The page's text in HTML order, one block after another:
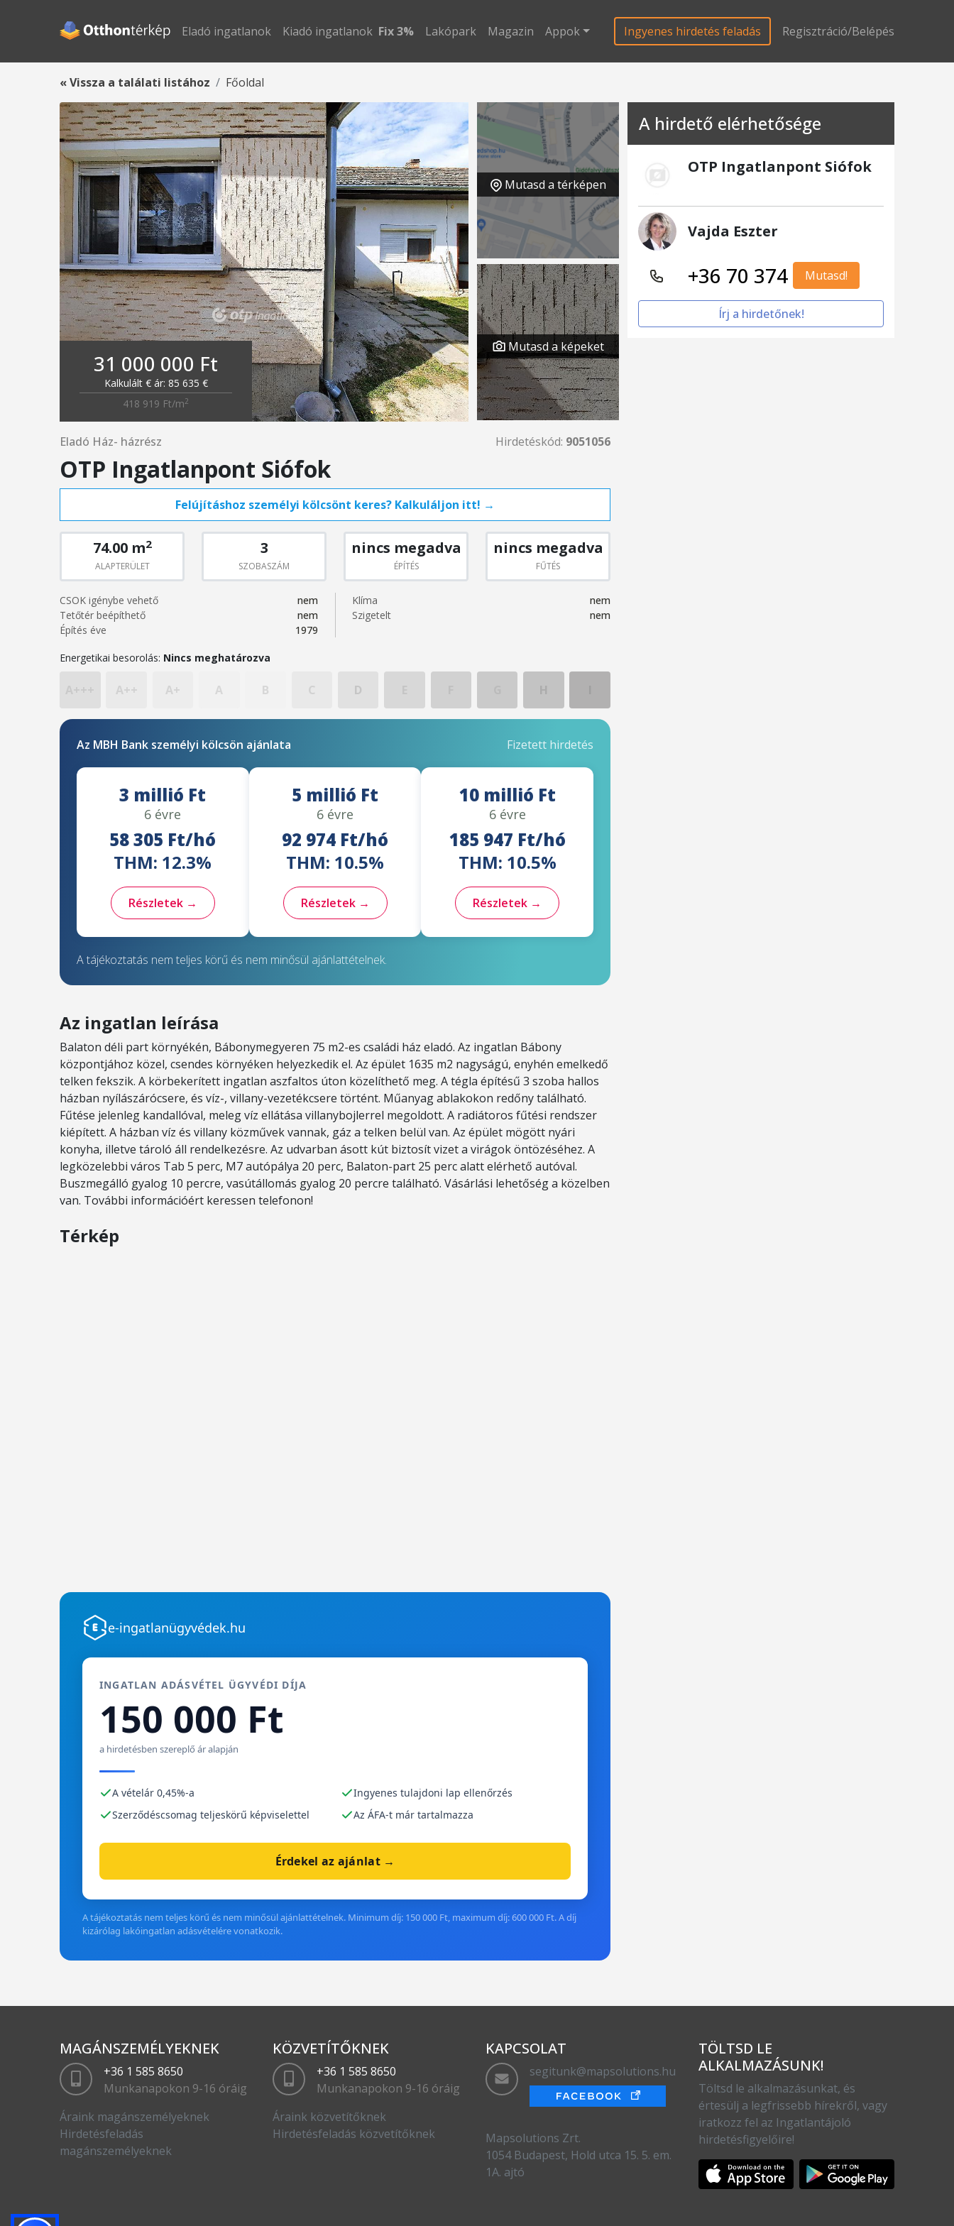
Eladó ingatlanok Kiadó ingatlanok Fix 3% Lakópark Magazin Appok Ingyenes hirdetés feladás Regisztráció/Belépés
« Vissza a találati listához Főoldal
31 000 000 Ft
Kalkulált € ár: 85 635 €
418 919 Ft/m2
Mutasd a térképen
Mutasd a képeket
Eladó Ház- házrész Hirdetéskód: 9051056
OTP Ingatlanpont Siófok
Felújításhoz személyi kölcsönt keres? Kalkuláljon itt! →
74.00 m2
ALAPTERÜLET
3
SZOBASZÁM
nincs megadva
ÉPÍTÉS
nincs megadva
FŰTÉS
CSOK igénybe vehető
nem
Tetőtér beépíthető
nem
Építés éve
1979
Klíma
nem
Szigetelt
nem
Energetikai besorolás: Nincs meghatározva
A++ A+ A B C D
Az MBH Bank személyi kölcsön ajánlata Fizetett hirdetés
3 millió Ft
6 évre
58 305 Ft/hó
THM: 12.3%
Részletek →
5 millió Ft
6 évre
92 974 Ft/hó
THM: 10.5%
Részletek →
10 millió Ft
6 évre
185 947 Ft/hó
THM: 10.5%
Részletek →
A tájékoztatás nem teljes körű és nem minősül ajánlattételnek.
Az ingatlan leírása
Balaton déli part környékén, Bábonymegyeren 75 m2-es családi ház eladó. Az ingatlan Bábony
központjához közel, csendes környéken helyezkedik el. Az épület 1635 m2 nagyságú, enyhén emelkedő
telken fekszik. A körbekerített ingatlan aszfaltos úton közelíthető meg. A tégla építésű 3 szoba hallos
házban nyílászárócsere, és víz-, villany-vezetékcsere történt. Műanyag ablakokon redőny található.
Fűtése jelenleg kandallóval, meleg víz ellátása villanybojlerrel megoldott. A radiátoros fűtési rendszer
kiépített. A házban víz és villany közművek vannak, gáz a telken belül van. Az épület mögött nyári
konyha, illetve tároló áll rendelkezésre. Az udvarban ásott kút biztosít vizet a virágok öntözéséhez. A
legközelebbi város Tab 5 perc, M7 autópálya 20 perc, Balaton-part 25 perc alatt elérhető autóval.
Buszmegálló gyalog 10 percre, vasútállomás gyalog 20 percre található. Vásárlási lehetőség a közelben
van. További információért keressen telefonon!
Térkép
e-ingatlanügyvédek.hu
INGATLAN ADÁSVÉTEL ÜGYVÉDI DÍJA
150 000 Ft
a hirdetésben szereplő ár alapján
A vételár 0,45%-a
Szerződéscsomag teljeskörű képviselettel
Ingyenes tulajdoni lap ellenőrzés
Az ÁFA-t már tartalmazza
Érdekel az ajánlat →
A tájékoztatás nem teljes körű és nem minősül ajánlattételnek. Minimum díj: 150 000 Ft, maximum díj: 600 000 Ft. A díj
kizárólag lakóingatlan adásvételére vonatkozik.
A hirdető elérhetősége
OTP Ingatlanpont Siófok
Vajda Eszter
+36 70 374 Mutasd!
Írj a hirdetőnek!
MAGÁNSZEMÉLYEKNEK
+36 1 585 8650
Munkanapokon 9-16 óráig
Áraink magánszemélyeknek
Hirdetésfeladás
magánszemélyeknek
KÖZVETÍTŐKNEK
+36 1 585 8650
Munkanapokon 9-16 óráig
Áraink közvetítőknek
Hirdetésfeladás közvetítőknek
KAPCSOLAT
segitunk@mapsolutions.hu
Mapsolutions Zrt.
1054 Budapest, Hold utca 15. 5. em.
1A. ajtó
TÖLTSD LE
ALKALMAZÁSUNK!
Töltsd le alkalmazásunkat, és
értesülj a legfrissebb hírekről, vagy
iratkozz fel az Ingatlantájoló
hirdetésfigyelőire!